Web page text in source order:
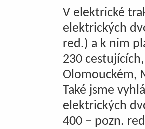
V elektrické
elektrických
red.) a k nim
230
Olomouckém,
Také jsme
elektrických
400 – pozn.